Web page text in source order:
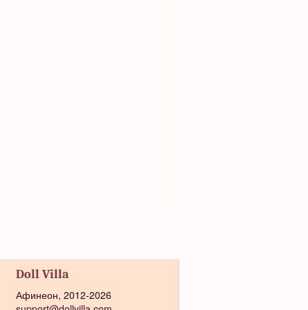
Doll Villa
Афинеон, 2012-2026